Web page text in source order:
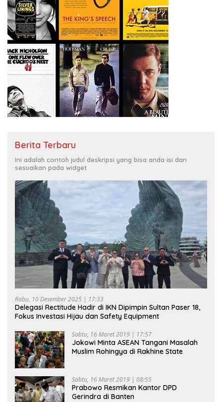
Berita Terbaru
Ini adalah contoh judul deskripsi yang bisa anda isi dan
sesuaikan pada widget
Rabu, 10 Desember 2025 | 17:33
Delegasi Rectitude Hadir di IKN Dipimpin Sultan Paser 18,
Fokus Investasi Hijau dan Safety Equipment
Sabtu, 16 Maret 2019 | 17:57
Jokowi Minta ASEAN Tangani Masalah
Muslim Rohingya di Rakhine State
Sabtu, 16 Maret 2019 | 08:55
Prabowo Resmikan Kantor DPD
Gerindra di Banten